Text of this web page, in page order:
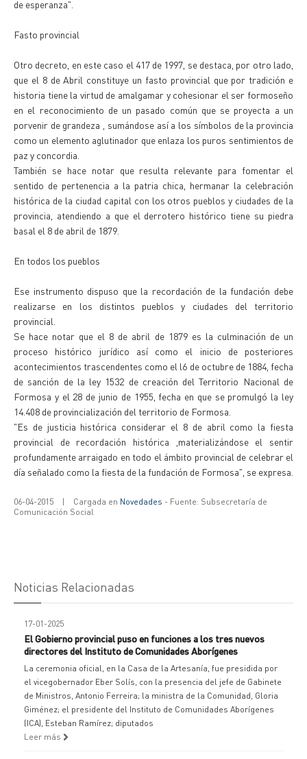
de esperanza".
Fasto provincial
Otro decreto, en este caso el 417 de 1997, se destaca, por otro lado,
que el 8 de Abril constituye un fasto provincial que por tradición e
historia tiene la virtud de amalgamar y cohesionar el ser formoseño
en el reconocimiento de un pasado común que se proyecta a un
porvenir de grandeza , sumándose así a los símbolos de la provincia
como un elemento aglutinador que enlaza los puros sentimientos de
paz y concordia.
También se hace notar que resulta relevante para fomentar el
sentido de pertenencia a la patria chica, hermanar la celebración
histórica de la ciudad capital con los otros pueblos y ciudades de la
provincia, atendiendo a que el derrotero histórico tiene su piedra
basal el 8 de abril de 1879.
En todos los pueblos
Ese instrumento dispuso que la recordación de la fundación debe
realizarse en los distintos pueblos y ciudades del territorio
provincial.
Se hace notar que el 8 de abril de 1879 es la culminación de un
proceso histórico jurídico así como el inicio de posteriores
acontecimientos trascendentes como el l6 de octubre de 1884, fecha
de sanción de la ley 1532 de creación del Territorio Nacional de
Formosa y el 28 de junio de 1955, fecha en que se promulgó la ley
14.408 de provincialización del territorio de Formosa.
"Es de justicia histórica considerar el 8 de abril como la fiesta
provincial de recordación histórica ,materializándose el sentir
profundamente arraigado en todo el ámbito provincial de celebrar el
día señalado como la fiesta de la fundación de Formosa", se expresa.
06-04-2015 | Cargada en Novedades - Fuente: Subsecretaría de
Comunicación Social
Noticias Relacionadas
17-01-2025
El Gobierno provincial puso en funciones a los tres nuevos
directores del Instituto de Comunidades Aborígenes
La ceremonia oficial, en la Casa de la Artesanía, fue presidida por
el vicegobernador Eber Solís, con la presencia del jefe de Gabinete
de Ministros, Antonio Ferreira; la ministra de la Comunidad, Gloria
Giménez; el presidente del Instituto de Comunidades Aborígenes
(ICA), Esteban Ramírez; diputados
Leer más